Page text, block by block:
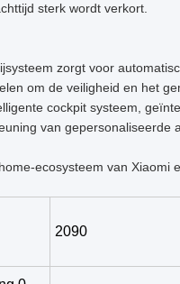
sterk wordt verkort.
zorgt voor
om de veiligheid en het
cockpit systeem,
van gepersonaliseerde
ecosysteem van Xiaomi
2090